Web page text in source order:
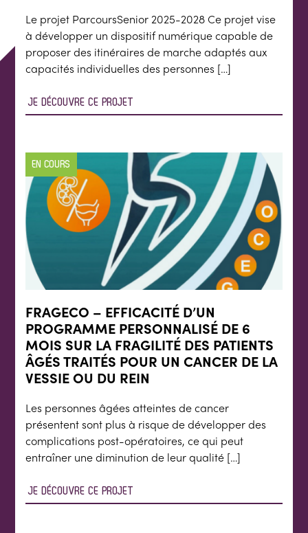
Le projet ParcoursSenior 2025-2028 Ce projet vise
à développer un dispositif numérique capable de
proposer des itinéraires de marche adaptés aux
capacités individuelles des personnes […]
JE DÉCOUVRE CE PROJET
EN COURS
FRAGECO – EFFICACITÉ D’UN
PROGRAMME PERSONNALISÉ DE 6
MOIS SUR LA FRAGILITÉ DES PATIENTS
ÂGÉS TRAITÉS POUR UN CANCER DE LA
VESSIE OU DU REIN
Les personnes âgées atteintes de cancer
présentent sont plus à risque de développer des
complications post-opératoires, ce qui peut
entraîner une diminution de leur qualité […]
JE DÉCOUVRE CE PROJET